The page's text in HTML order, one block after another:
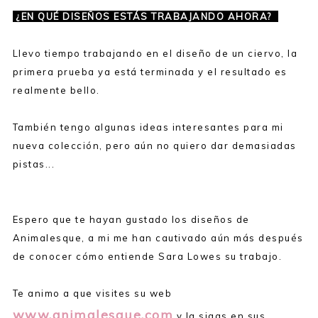
¿EN QUÉ DISEÑOS ESTÁS TRABAJANDO AHORA?
Llevo tiempo trabajando en el diseño de un ciervo, la
primera prueba ya está terminada y el resultado es
realmente bello.
También tengo algunas ideas interesantes para mi
nueva colección, pero aún no quiero dar demasiadas
pistas...
Espero que te hayan gustado los diseños de
Animalesque, a mi me han cautivado aún más después
de conocer cómo entiende Sara Lowes su trabajo.
Te animo a que visites su web